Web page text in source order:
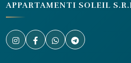
APPARTAMENTI SOLEIL